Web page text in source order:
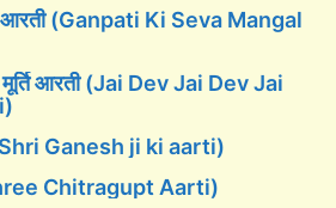
आरती (Ganpati Ki Seva Mangal
आरती (Jai Dev Jai Dev Jai
Ganesh ji ki aarti)
Chitragupt Aarti)